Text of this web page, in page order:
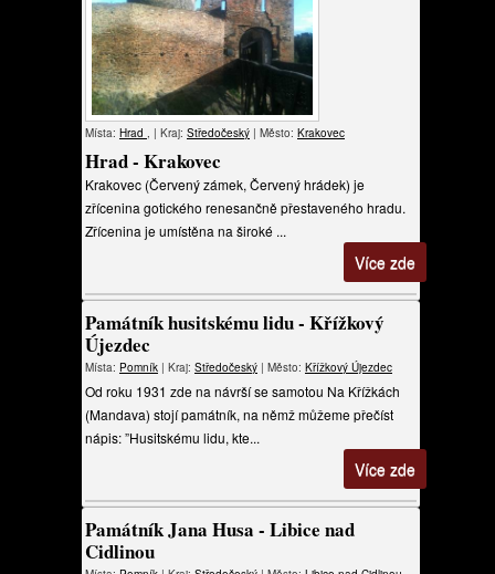
Místa: Hrad , | Kraj: Středočeský | Město: Krakovec
Hrad - Krakovec
Krakovec (Červený zámek, Červený hrádek) je
zřícenina gotického renesančně přestaveného hradu.
Zřícenina je umístěna na široké ...
Více zde
Památník husitskému lidu - Křížkový
Újezdec
Místa: Pomník | Kraj: Středočeský | Město: Křížkový Újezdec
Od roku 1931 zde na návrší se samotou Na Křížkách
(Mandava) stojí památník, na němž můžeme přečíst
nápis: ”Husitskému lidu, kte...
Více zde
Památník Jana Husa - Libice nad
Cidlinou